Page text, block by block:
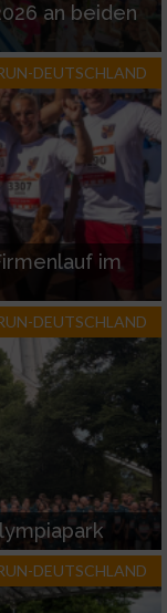
an beiden
DEUTSCHLAND
im
DEUTSCHLAND
DEUTSCHLAND